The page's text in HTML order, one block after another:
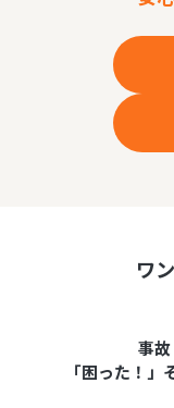
ワ
事故
「困った！」